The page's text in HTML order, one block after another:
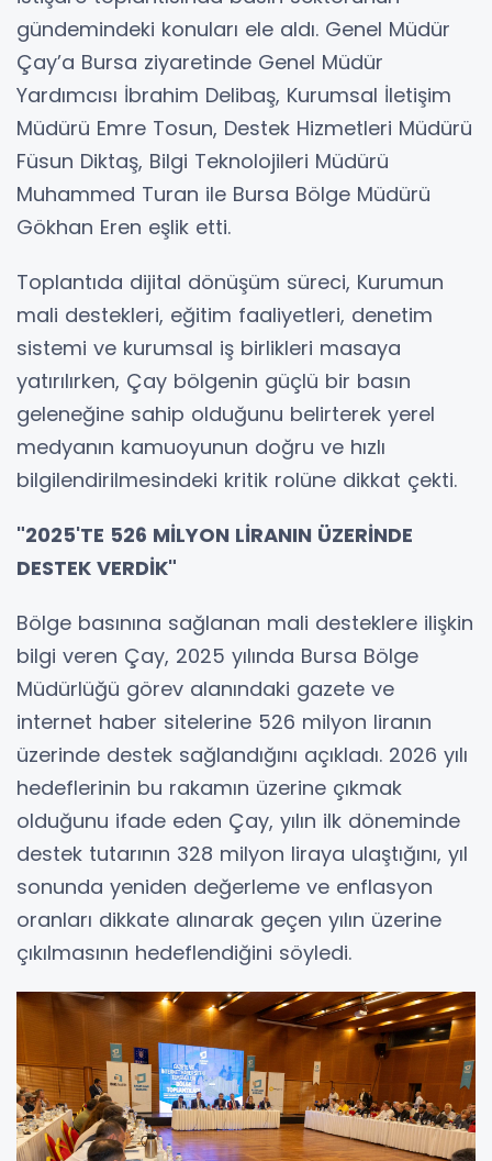
gündemindeki konuları ele aldı. Genel Müdür
Çay’a Bursa ziyaretinde Genel Müdür
Yardımcısı İbrahim Delibaş, Kurumsal İletişim
Müdürü Emre Tosun, Destek Hizmetleri Müdürü
Füsun Diktaş, Bilgi Teknolojileri Müdürü
Muhammed Turan ile Bursa Bölge Müdürü
Gökhan Eren eşlik etti.
Toplantıda dijital dönüşüm süreci, Kurumun
mali destekleri, eğitim faaliyetleri, denetim
sistemi ve kurumsal iş birlikleri masaya
yatırılırken, Çay bölgenin güçlü bir basın
geleneğine sahip olduğunu belirterek yerel
medyanın kamuoyunun doğru ve hızlı
bilgilendirilmesindeki kritik rolüne dikkat çekti.
"2025'TE 526 MİLYON LİRANIN ÜZERİNDE
DESTEK VERDİK"
Bölge basınına sağlanan mali desteklere ilişkin
bilgi veren Çay, 2025 yılında Bursa Bölge
Müdürlüğü görev alanındaki gazete ve
internet haber sitelerine 526 milyon liranın
üzerinde destek sağlandığını açıkladı. 2026 yılı
hedeflerinin bu rakamın üzerine çıkmak
olduğunu ifade eden Çay, yılın ilk döneminde
destek tutarının 328 milyon liraya ulaştığını, yıl
sonunda yeniden değerleme ve enflasyon
oranları dikkate alınarak geçen yılın üzerine
çıkılmasının hedeflendiğini söyledi.